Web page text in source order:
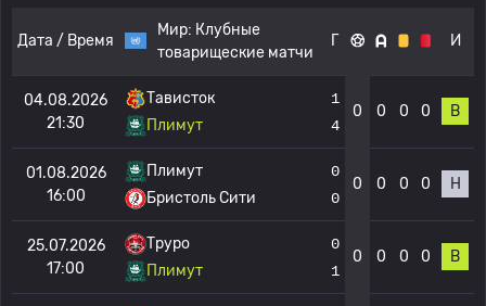
Дата / Время
Мир: Клубные
товарищеские матчи
Г И
04.08.2026
21:30
Тависток
Плимут
1
4
0 0 0 0 В
01.08.2026
16:00
Плимут
Бристоль Сити
0
0
0 0 0 0 Н
25.07.2026
17:00
Труро
Плимут
0
1
0 0 0 0 В